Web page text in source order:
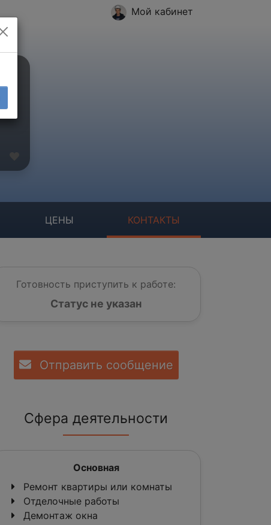
Мой кабинет
ЦЕНЫ КОНТАКТЫ
Готовность приступить к работе:
Статус не указан
Отправить сообщение
Сфера деятельности
Основная
Ремонт квартиры или комнаты
Отделочные работы
Демонтаж окна